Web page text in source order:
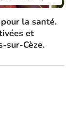
la santé.
et
sur-Cèze.